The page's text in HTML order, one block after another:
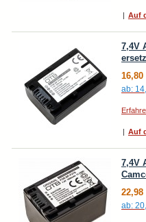
| Auf
7,4V
16,80
ab:
| Auf
7,4V
22,98
ab: